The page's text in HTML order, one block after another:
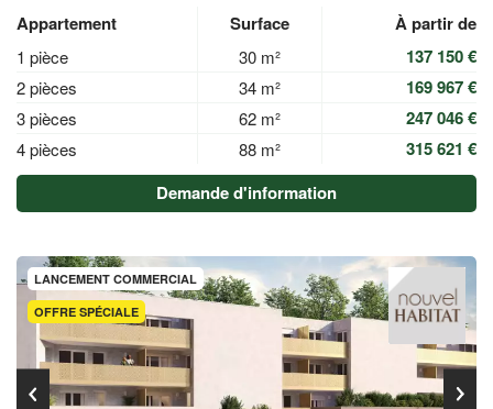
Appartement Surface À partir de
1 pièce 30 m² 137 150 €
2 pièces 34 m² 169 967 €
3 pièces 62 m² 247 046 €
4 pièces 88 m²
315 621 €
Demande d'information
OFFRE SPÉCIALE
LANCEMENT COMMERCIAL